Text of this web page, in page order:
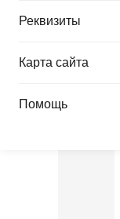
Реквизиты
Карта сайта
Помощь